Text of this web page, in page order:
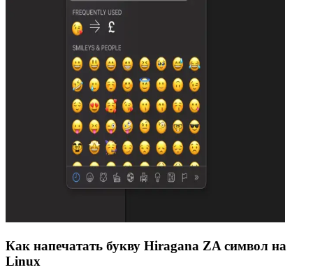
Как напечатать букву Hiragana ZA символ на
Linux